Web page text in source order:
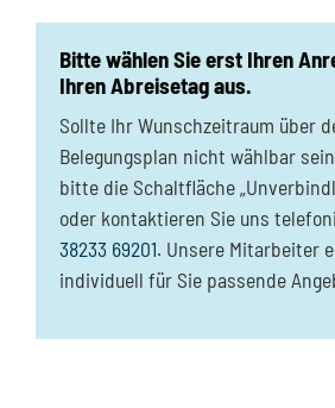
Bitte wählen Sie erst Ihren
Ihren Abreisetag aus.
Sollte Ihr Wunschzeitraum über
Belegungsplan nicht wählbar
bitte die Schaltfläche
oder kontaktieren Sie uns
38233 69201. Unsere Mitarbeiter
individuell für Sie passende